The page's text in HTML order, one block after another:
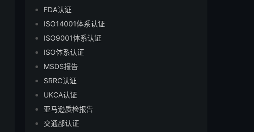
FDA认证
ISO14001体系认证
ISO9001体系认证
ISO体系认证
MSDS报告
SRRC认证
UKCA认证
亚马逊质检报告
交通部认证